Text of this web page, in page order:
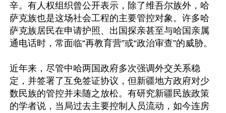
辛。有人权组织曾公开表示，除了维吾尔族外，哈
萨克族也是这场社会工程的主要管控对象。许多哈
萨克族居民在申请护照、出国探亲甚至与哈国亲属
通电话时，常面临“再教育营”或“政治审查”的威胁。
近年来，尽管中哈两国政府多次强调外交关系稳
定，并签署了互免签证协议，但新疆地方政府对少
数民族的管控并未随之放松。有研究新疆民族政策
的学者说，当局过去主要控制人员流动，如今连房